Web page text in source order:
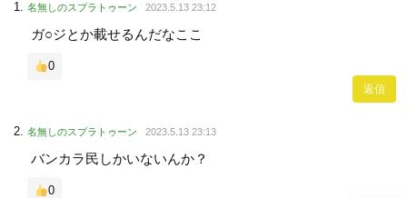
名無しのスプラトゥーン 2023.5.13 23:12
ガ○ジとか載せるんだなここ
0
返信
名無しのスプラトゥーン 2023.5.13 23:13
バンカラ民しかいないんか？
0